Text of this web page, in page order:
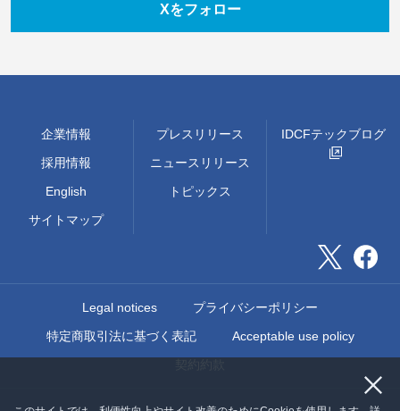
Xをフォロー
企業情報
採用情報
English
サイトマップ
プレスリリース
ニュースリリース
トピックス
IDCFテックブログ
Legal notices
プライバシーポリシー
特定商取引法に基づく表記
Acceptable use policy